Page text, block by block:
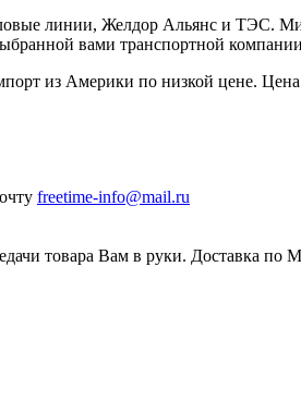
линии, Желдор Альянс и ТЭС.
вами транспортной
из Америки по низкой цене. Цена
freetime-info@mail.ru
товара Вам в руки. Доставка по